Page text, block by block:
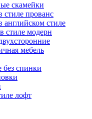
скамейки
стиле прованс
английском стиле
стиле модерн
мебель
спинки
лофт